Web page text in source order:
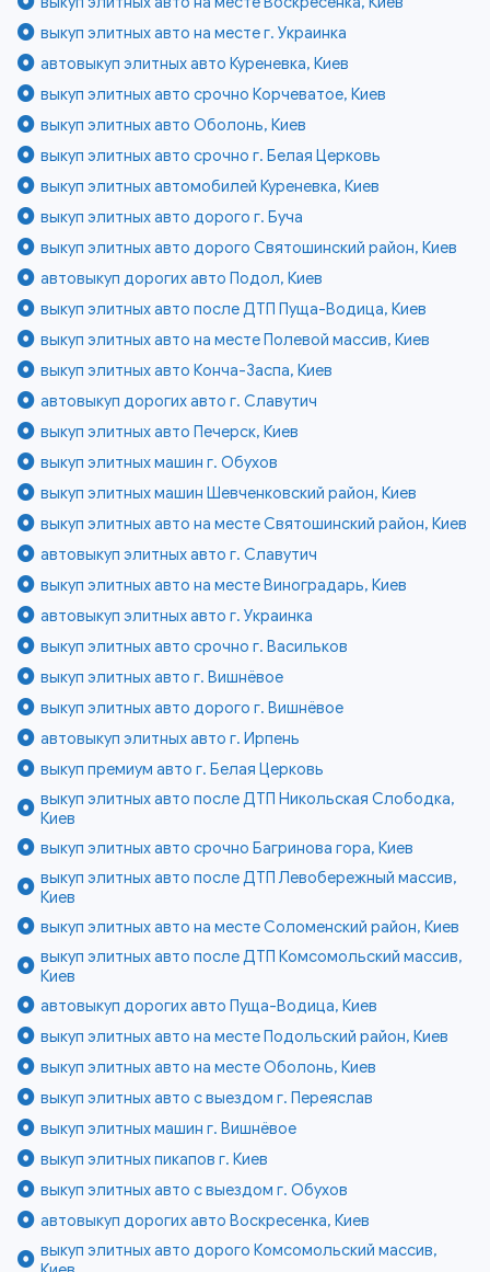
выкуп элитных авто на месте г. Украинка
автовыкуп элитных авто Куреневка, Киев
выкуп элитных авто срочно Корчеватое, Киев
выкуп элитных авто Оболонь, Киев
выкуп элитных авто срочно г. Белая Церковь
выкуп элитных автомобилей Куреневка, Киев
выкуп элитных авто дорого г. Буча
выкуп элитных авто дорого Святошинский район, Киев
автовыкуп дорогих авто Подол, Киев
выкуп элитных авто после ДТП Пуща-Водица, Киев
выкуп элитных авто на месте Полевой массив, Киев
выкуп элитных авто Конча-Заспа, Киев
автовыкуп дорогих авто г. Славутич
выкуп элитных авто Печерск, Киев
выкуп элитных машин г. Обухов
выкуп элитных машин Шевченковский район, Киев
выкуп элитных авто на месте Святошинский район, Киев
автовыкуп элитных авто г. Славутич
выкуп элитных авто на месте Виноградарь, Киев
автовыкуп элитных авто г. Украинка
выкуп элитных авто срочно г. Васильков
выкуп элитных авто г. Вишнёвое
выкуп элитных авто дорого г. Вишнёвое
автовыкуп элитных авто г. Ирпень
выкуп премиум авто г. Белая Церковь
выкуп элитных авто после ДТП Никольская Слободка,
Киев
выкуп элитных авто срочно Багринова гора, Киев
выкуп элитных авто после ДТП Левобережный массив,
Киев
выкуп элитных авто на месте Соломенский район, Киев
выкуп элитных авто после ДТП Комсомольский массив,
Киев
автовыкуп дорогих авто Пуща-Водица, Киев
выкуп элитных авто на месте Подольский район, Киев
выкуп элитных авто на месте Оболонь, Киев
выкуп элитных авто с выездом г. Переяслав
выкуп элитных машин г. Вишнёвое
выкуп элитных пикапов г. Киев
выкуп элитных авто с выездом г. Обухов
автовыкуп дорогих авто Воскресенка, Киев
выкуп элитных авто дорого Комсомольский массив,